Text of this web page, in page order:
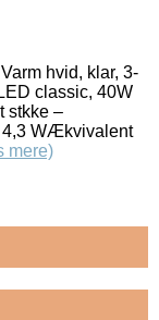
hvid, klar, 3-
classic, 40W
stkke –
WÆkvivalent
mere)